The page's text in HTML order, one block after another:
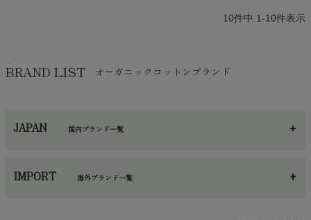
10件中 1-10件表示
BRAND LIST オーガニックコットンブランド
JAPAN 国内ブランド一覧
IMPORT海外ブランド一覧